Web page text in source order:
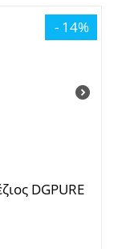
- 14%
DGPURE